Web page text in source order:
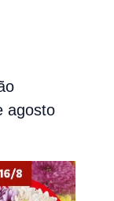
agosto